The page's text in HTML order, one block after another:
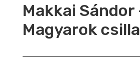
Makkai Sándor
Magyarok